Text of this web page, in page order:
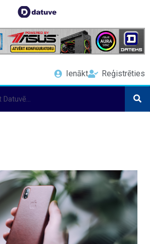
Ienākt Reģistrēties